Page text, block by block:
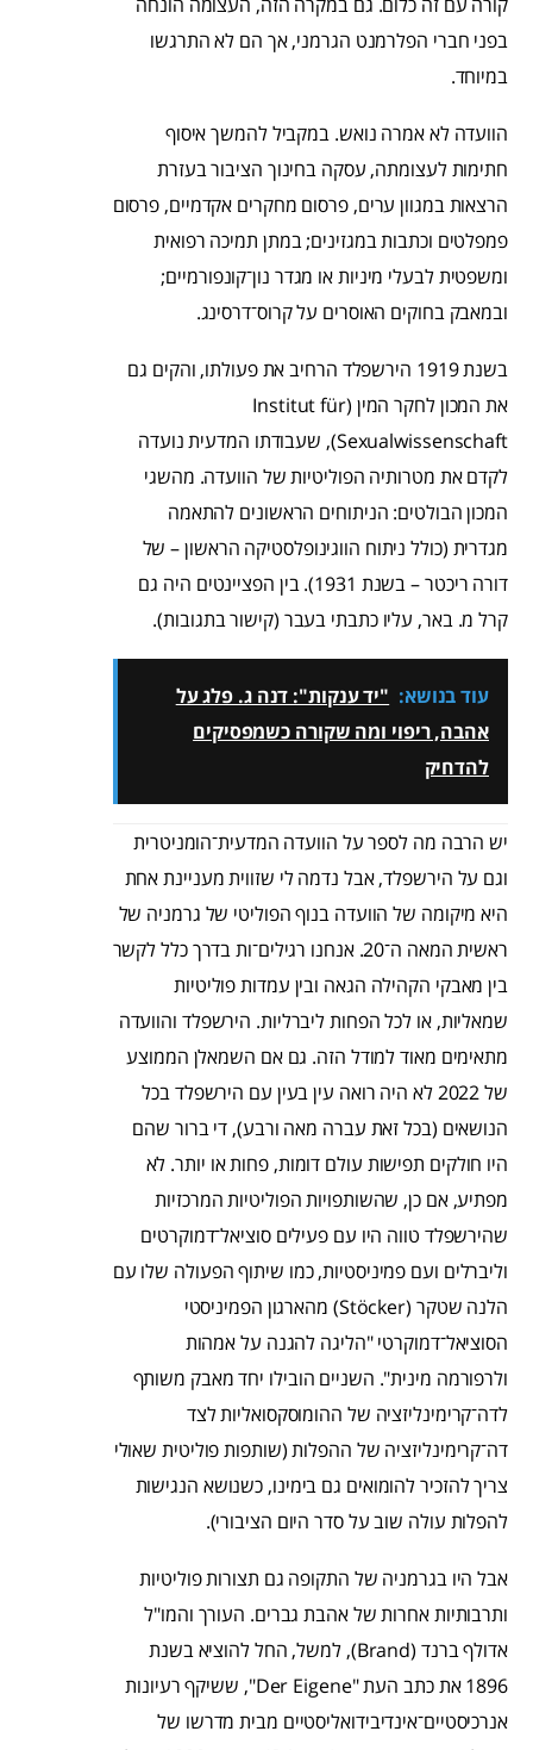
קורה עם זה כלום. גם במקרה הזה, העצומה הונחה
בפני חברי הפלרמנט הגרמני, אך הם לא התרגשו
במיוחד.
הוועדה לא אמרה נואש. במקביל להמשך איסוף
חתימות לעצומתה, עסקה בחינוך הציבור בעזרת
הרצאות במגוון ערים, פרסום מחקרים אקדמיים, פרסום
פמפלטים וכתבות במגזינים; במתן תמיכה רפואית
ומשפטית לבעלי מיניות או מגדר נון־קונפורמיים;
ובמאבק בחוקים האוסרים על קרוס־דרסינג.
בשנת 1919 הירשפלד הרחיב את פעולתו, והקים גם
את המכון לחקר המין (Institut für
Sexualwissenschaft), שעבודתו המדעית נועדה
לקדם את מטרותיה הפוליטיות של הוועדה. מהשגי
המכון הבולטים: הניתוחים הראשונים להתאמה
מגדרית (כולל ניתוח הווגינופלסטיקה הראשון – של
דורה ריכטר – בשנת 1931). בין הפציינטים היה גם
קרל מ. באר, עליו כתבתי בעבר (קישור בתגובות).
עוד בנושא: "יד ענקות": דנה ג. פלג על
אהבה, ריפוי ומה שקורה כשמפסיקים
להדחיק
יש הרבה מה לספר על הוועדה המדעית־הומניטרית
וגם על הירשפלד, אבל נדמה לי שזווית מעניינת אחת
היא מיקומה של הוועדה בנוף הפוליטי של גרמניה של
ראשית המאה ה־20. אנחנו רגילים־ות בדרך כלל לקשר
בין מאבקי הקהילה הגאה ובין עמדות פוליטיות
שמאליות, או לכל הפחות ליברליות. הירשפלד והוועדה
מתאימים מאוד למודל הזה. גם אם השמאלן הממוצע
של 2022 לא היה רואה עין בעין עם הירשפלד בכל
הנושאים (בכל זאת עברה מאה ורבע), די ברור שהם
היו חולקים תפישות עולם דומות, פחות או יותר. לא
מפתיע, אם כן, שהשותפויות הפוליטיות המרכזיות
שהירשפלד טווה היו עם פעילים סוציאל־דמוקרטים
וליברלים ועם פמיניסטיות, כמו שיתוף הפעולה שלו עם
הלנה שטקר (Stöcker) מהארגון הפמיניסטי
הסוציאל־דמוקרטי "הליגה להגנה על אמהות
ולרפורמה מינית". השניים הובילו יחד מאבק משותף
לדה־קרימינליזציה של ההומוסקסואליות לצד
דה־קרימינליזציה של ההפלות (שותפות פוליטית שאולי
צריך להזכיר להומואים גם בימינו, כשנושא הנגישות
להפלות עולה שוב על סדר היום הציבורי).
אבל היו בגרמניה של התקופה גם תצורות פוליטיות
ותרבותיות אחרות של אהבת גברים. העורך והמו"ל
אדולף ברנד (Brand), למשל, החל להוציא בשנת
1896 את כתב העת "Der Eigene", ששיקף רעיונות
אנרכיסטיים־אינדיבידואליסטיים מבית מדרשו של